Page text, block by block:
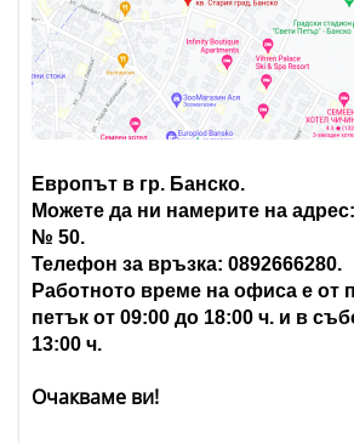
Европът в гр. Банско.
Можете да ни намерите на
№ 50.
Телефон за връзка: 0892666280.
Работното време на офиса е от
петък от 09:00 до 18:00 ч. и в
13:00 ч.
Очакваме ви!